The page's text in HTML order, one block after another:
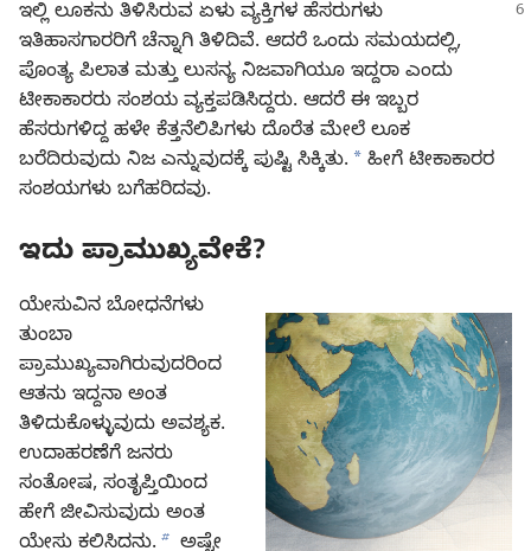
ಇಲ್ಲಿ ಲೂಕನು ತಿಳಿಸಿರುವ ಏಳು ವ್ಯಕ್ತಿಗಳ ಹೆಸರುಗಳು
ಇತಿಹಾಸಗಾರರಿಗೆ ಚೆನ್ನಾಗಿ ತಿಳಿದಿವೆ. ಆದರೆ ಒಂದು ಸಮಯದಲ್ಲಿ,
ಪೊಂತ್ಯ ಪಿಲಾತ ಮತ್ತು ಲುಸನ್ಯ ನಿಜವಾಗಿಯೂ ಇದ್ದರಾ ಎಂದು
ಟೀಕಾಕಾರರು ಸಂಶಯ ವ್ಯಕ್ತಪಡಿಸಿದ್ದರು. ಆದರೆ ಈ ಇಬ್ಬರ
ಹೆಸರುಗಳಿದ್ದ ಹಳೇ ಕೆತ್ತನೆಲಿಪಿಗಳು ದೊರೆತ ಮೇಲೆ ಲೂಕ
ಬರೆದಿರುವುದು ನಿಜ ಎನ್ನುವುದಕ್ಕೆ ಪುಷ್ಟಿ ಸಿಕ್ಕಿತು. a ಹೀಗೆ ಟೀಕಾಕಾರರ
ಸಂಶಯಗಳು ಬಗೆಹರಿದವು.
ಇದು ಪ್ರಾಮುಖ್ಯವೇಕೆ?
ಯೇಸುವಿನ ಬೋಧನೆಗಳು
ತುಂಬಾ
ಪ್ರಾಮುಖ್ಯವಾಗಿರುವುದರಿಂದ
ಆತನು ಇದ್ದನಾ ಅಂತ
ತಿಳಿದುಕೊಳ್ಳುವುದು ಅವಶ್ಯಕ.
ಉದಾಹರಣೆಗೆ ಜನರು
ಸಂತೋಷ, ಸಂತೃಪ್ತಿಯಿಂದ
ಹೇಗೆ ಜೀವಿಸುವುದು ಅಂತ
ಯೇಸು ಕಲಿಸಿದನು. b ಅಷ್ಟೇ